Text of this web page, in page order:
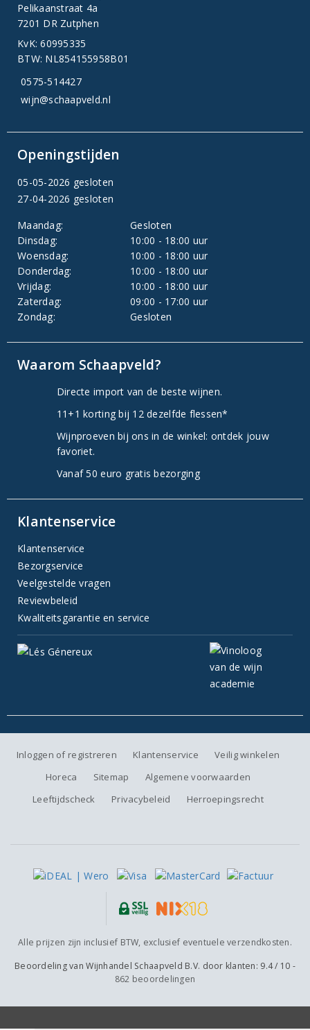
Pelikaanstraat 4a
7201 DR Zutphen
KvK: 60995335
BTW: NL854155958B01
0575-514427
wijn@schaapveld.nl
Openingstijden
05-05-2026 gesloten
27-04-2026 gesloten
Maandag:
Gesloten
Dinsdag:
10:00 - 18:00 uur
Woensdag:
10:00 - 18:00 uur
Donderdag:
10:00 - 18:00 uur
Vrijdag:
10:00 - 18:00 uur
Zaterdag:
09:00 - 17:00 uur
Zondag:
Gesloten
Waarom Schaapveld?
Directe import van de beste wijnen.
11+1 korting bij 12 dezelfde flessen*
Wijnproeven bij ons in de winkel: ontdek jouw
favoriet.
Vanaf 50 euro gratis bezorging
Klantenservice
Klantenservice
Bezorgservice
Veelgestelde vragen
Reviewbeleid
Kwaliteitsgarantie en service
Inloggen of registreren Klantenservice
Veilig winkelen
Horeca
Sitemap
Algemene voorwaarden
Leeftijdscheck
Privacybeleid Herroepingsrecht
Alle prijzen zijn inclusief BTW, exclusief eventuele verzendkosten.
Beoordeling vanWijnhandel Schaapveld B.V. door klanten: 9.4/ 10 -
862 beoordelingen